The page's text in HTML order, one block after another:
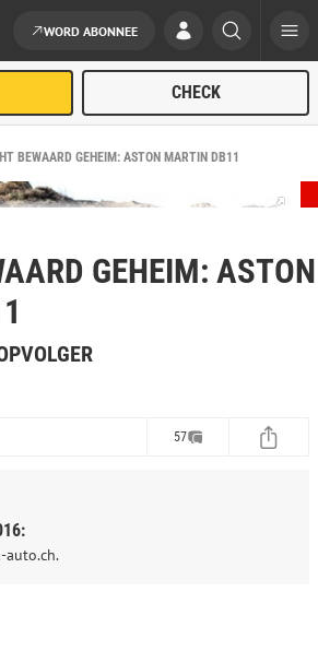
WORD ABONNEE
BEWAARD GEHEIM: ASTON MARTIN DB11
GEHEIM: ASTON
57
auto.ch.